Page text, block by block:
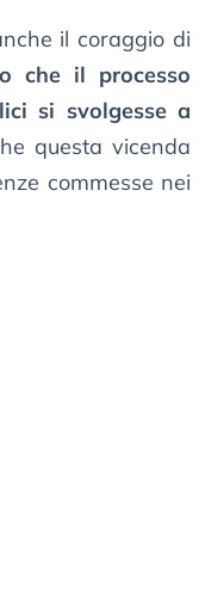
il coraggio di
che il processo
si svolgesse a
questa vicenda
commesse nei